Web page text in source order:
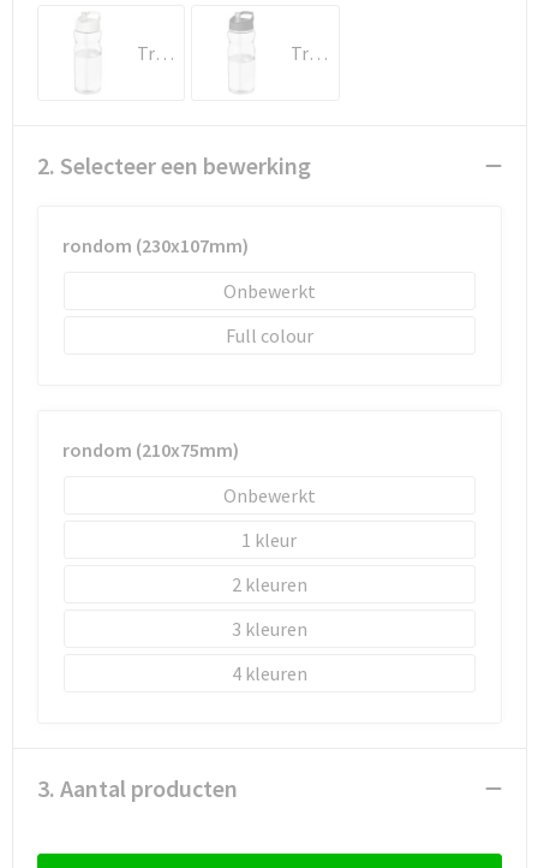
Schoudertassen
Strandtassen
Tablettassen
Transparent/Wit Transparent/Zwart
2. Selecteer een bewerking
rondom (230x107mm)
Onbewerkt
Full colour
rondom (210x75mm)
Onbewerkt
1
2
3
4
3. Aantal producten